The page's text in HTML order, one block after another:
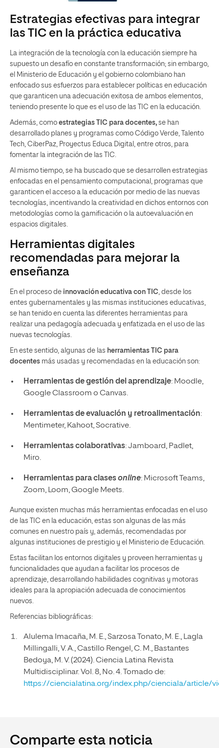
Estrategias efectivas para integrar
las TIC en la práctica educativa
La integración de la tecnología con la educación siempre ha
supuesto un desafío en constante transformación; sin embargo,
el Ministerio de Educación y el gobierno colombiano han
enfocado sus esfuerzos para establecer políticas en educación
que garanticen una adecuación exitosa de ambos elementos,
teniendo presente lo que es el uso de las TIC en la educación.
Además, como estrategias TIC para docentes, se han
desarrollado planes y programas como Código Verde, Talento
Tech, CiberPaz, Proyectus Educa Digital, entre otros, para
fomentar la integración de las TIC.
Al mismo tiempo, se ha buscado que se desarrollen estrategias
enfocadas en el pensamiento computacional, programas que
garanticen el acceso a la educación por medio de las nuevas
tecnologías, incentivando la creatividad en dichos entornos con
metodologías como la gamificación o la autoevaluación en
espacios digitales.
Herramientas digitales
recomendadas para mejorar la
enseñanza
En el proceso de innovación educativa con TIC, desde los
entes gubernamentales y las mismas instituciones educativas,
se han tenido en cuenta las diferentes herramientas para
realizar una pedagogía adecuada y enfatizada en el uso de las
nuevas tecnologías.
En este sentido, algunas de las herramientas TIC para
docentes más usadas y recomendadas en la educación son:
Herramientas de gestión del aprendizaje: Moodle,
Google Classroom o Canvas.
Herramientas de evaluación y retroalimentación:
Mentimeter, Kahoot, Socrative.
Herramientas colaborativas: Jamboard, Padlet,
Miro.
Herramientas para clasesonline: Microsoft Teams,
Zoom, Loom, Google Meets.
Aunque existen muchas más herramientas enfocadas en el uso
de las TIC en la educación, estas son algunas de las más
comunes en nuestro país y, además, recomendadas por
algunas instituciones de prestigio y el Ministerio de Educación.
Estas facilitan los entornos digitales y proveen herramientas y
funcionalidades que ayudan a facilitar los procesos de
aprendizaje, desarrollando habilidades cognitivas y motoras
ideales para la apropiación adecuada de conocimientos
nuevos.
Referencias bibliográficas:
Alulema Imacaña, M. E., Sarzosa Tonato, M. E., Lagla
Millingalli, V. A., Castillo Rengel, C. M., Bastantes
Bedoya, M. V. (2024). Ciencia Latina Revista
Multidisciplinar. Vol. 8, No. 4. Tomado de:
https://ciencialatina.org/index.php/cienciala/article/
Comparte esta noticia